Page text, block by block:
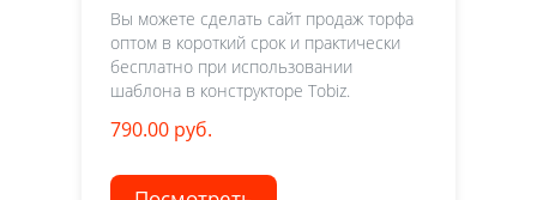
Вы можете сделать сайт продаж торфа
оптом в короткий срок и практически
бесплатно при использовании
шаблона в конструкторе Tobiz.
790.00 руб.